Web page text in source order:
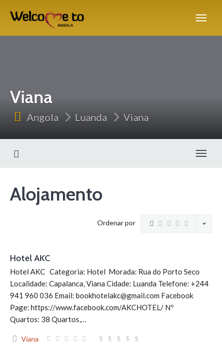
Viana
Angola Luanda Viana
Alojamento
Ordenar por
Hotel AKC
Hotel AKC Categoria: Hotel Morada: Rua do Porto Seco
Localidade: Capalanca, Viana Cidade: Luanda Telefone: +244
941 960 036 Email: bookhotelakc@gmail.com Facebook
Page: https://www.facebook.com/AKCHOTEL/ Nº
Quartos: 38 Quartos,…
Viana